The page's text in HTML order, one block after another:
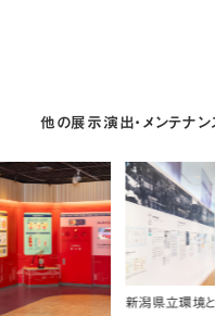
他の展示演出・メンテナ
新潟県立環境